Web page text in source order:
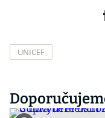
UNICEF